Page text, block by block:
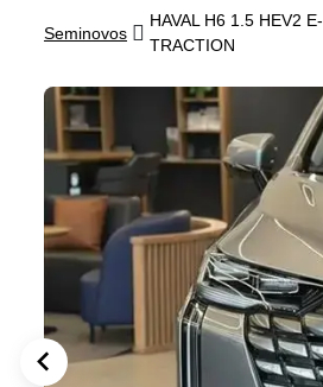
Seminovos
HAVAL H6 1.5 HEV2 E-
TRACTION